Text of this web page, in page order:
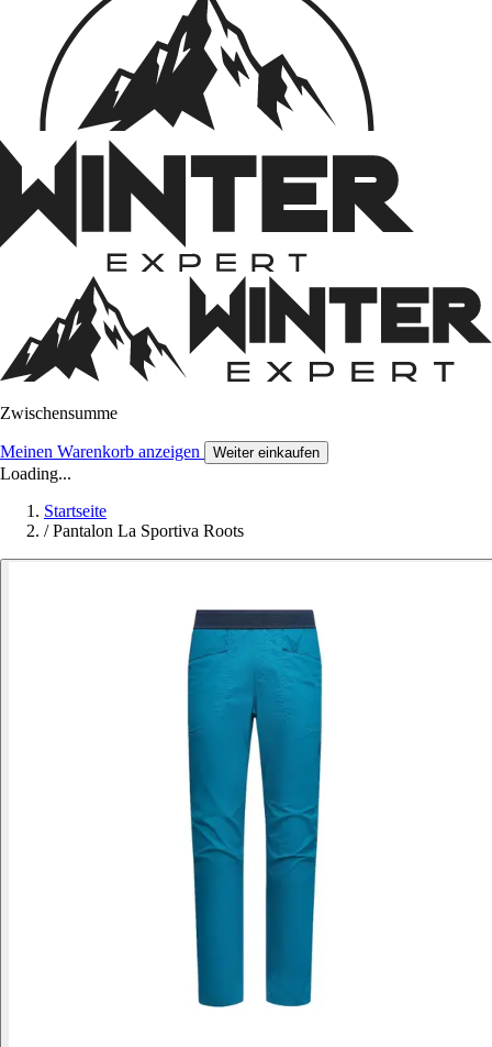
Zwischensumme
Meinen Warenkorb anzeigen Weiter einkaufen
Loading...
Startseite
/ Pantalon La Sportiva Roots